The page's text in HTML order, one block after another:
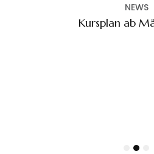
NEWS
Kursplan ab